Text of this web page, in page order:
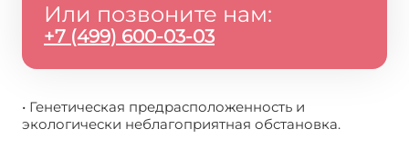
Или позвоните нам:
+7 (499) 600-03-03
• Генетическая предрасположенность и
экологически неблагоприятная обстановка.